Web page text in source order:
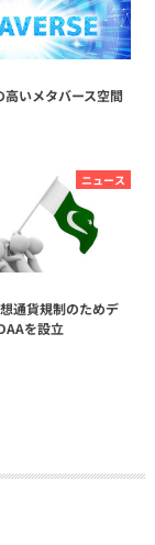
いメタバース空間
ニュース
通貨規制のためデ
を設立